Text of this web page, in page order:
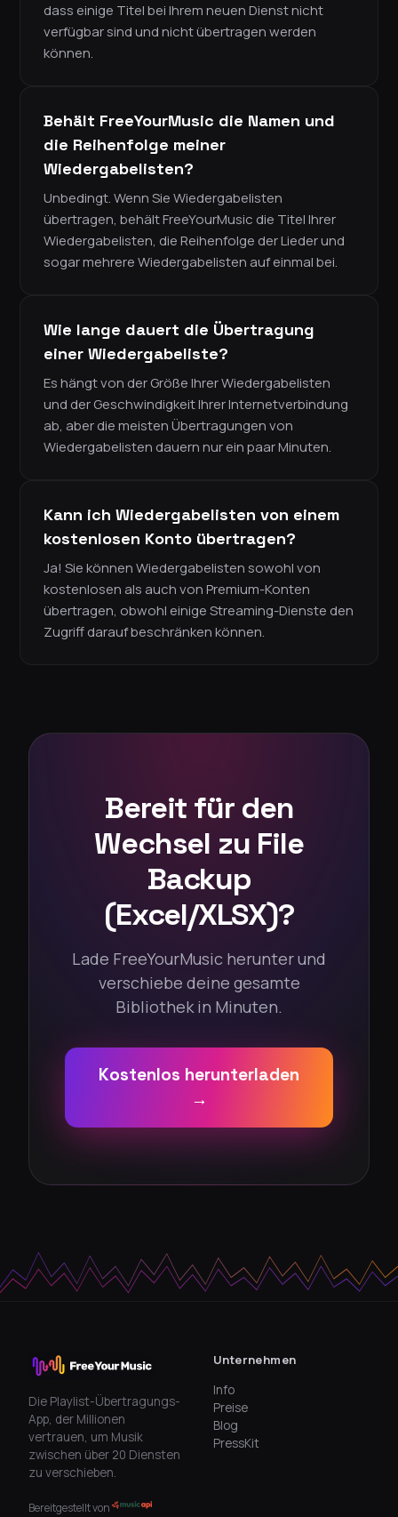
dass einige Titel bei Ihrem neuen Dienst nicht
verfügbar sind und nicht übertragen werden
können.
Behält FreeYourMusic die Namen und
die Reihenfolge meiner
Wiedergabelisten?
Unbedingt. Wenn Sie Wiedergabelisten
übertragen, behält FreeYourMusic die Titel Ihrer
Wiedergabelisten, die Reihenfolge der Lieder und
sogar mehrere Wiedergabelisten auf einmal bei.
Wie lange dauert die Übertragung
einer Wiedergabeliste?
Es hängt von der Größe Ihrer Wiedergabelisten
und der Geschwindigkeit Ihrer Internetverbindung
ab, aber die meisten Übertragungen von
Wiedergabelisten dauern nur ein paar Minuten.
Kann ich Wiedergabelisten von einem
kostenlosen Konto übertragen?
Ja! Sie können Wiedergabelisten sowohl von
kostenlosen als auch von Premium-Konten
übertragen, obwohl einige Streaming-Dienste den
Zugriff darauf beschränken können.
Bereit für den
Wechsel zu File
Backup
(Excel/XLSX)?
Lade FreeYourMusic herunter und
verschiebe deine gesamte
Bibliothek in Minuten.
Kostenlos herunterladen
→
Die Playlist-Übertragungs-
App, der Millionen
vertrauen, um Musik
zwischen über 20 Diensten
zu verschieben.
Bereitgestellt von
Unternehmen
Info
Preise
Blog
PressKit